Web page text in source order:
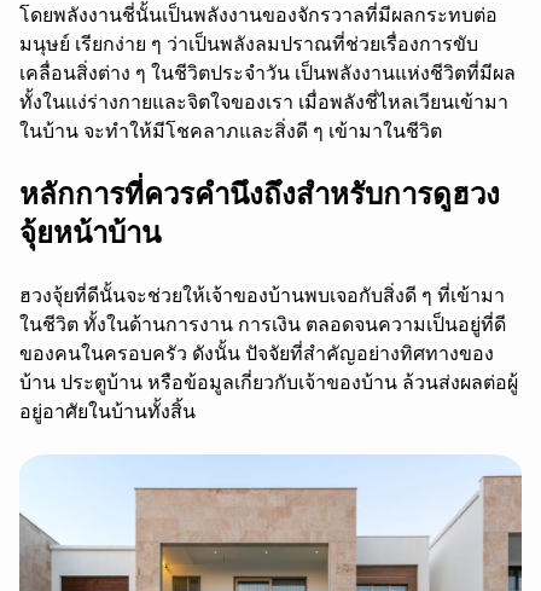
โดยพลังงานชี่นั้นเป็นพลังงานของจักรวาลที่มีผลกระทบต่อ
มนุษย์ เรียกง่าย ๆ ว่าเป็นพลังลมปราณที่ช่วยเรื่องการขับ
เคลื่อนสิ่งต่าง ๆ ในชีวิตประจำวัน เป็นพลังงานแห่งชีวิตที่มีผล
ทั้งในแง่ร่างกายและจิตใจของเรา เมื่อพลังชี่ไหลเวียนเข้ามา
ในบ้าน จะทำให้มีโชคลาภและสิ่งดี ๆ เข้ามาในชีวิต
หลักการที่ควรคำนึงถึงสำหรับการดูฮวง
จุ้ยหน้าบ้าน
ฮวงจุ้ยที่ดีนั้นจะช่วยให้เจ้าของบ้านพบเจอกับสิ่งดี ๆ ที่เข้ามา
ในชีวิต ทั้งในด้านการงาน การเงิน ตลอดจนความเป็นอยู่ที่ดี
ของคนในครอบครัว ดังนั้น ปัจจัยที่สำคัญอย่างทิศทางของ
บ้าน ประตูบ้าน หรือข้อมูลเกี่ยวกับเจ้าของบ้าน ล้วนส่งผลต่อผู้
อยู่อาศัยในบ้านทั้งสิ้น